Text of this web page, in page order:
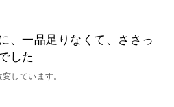
、一品足りなくて、ささっ
した
しています。